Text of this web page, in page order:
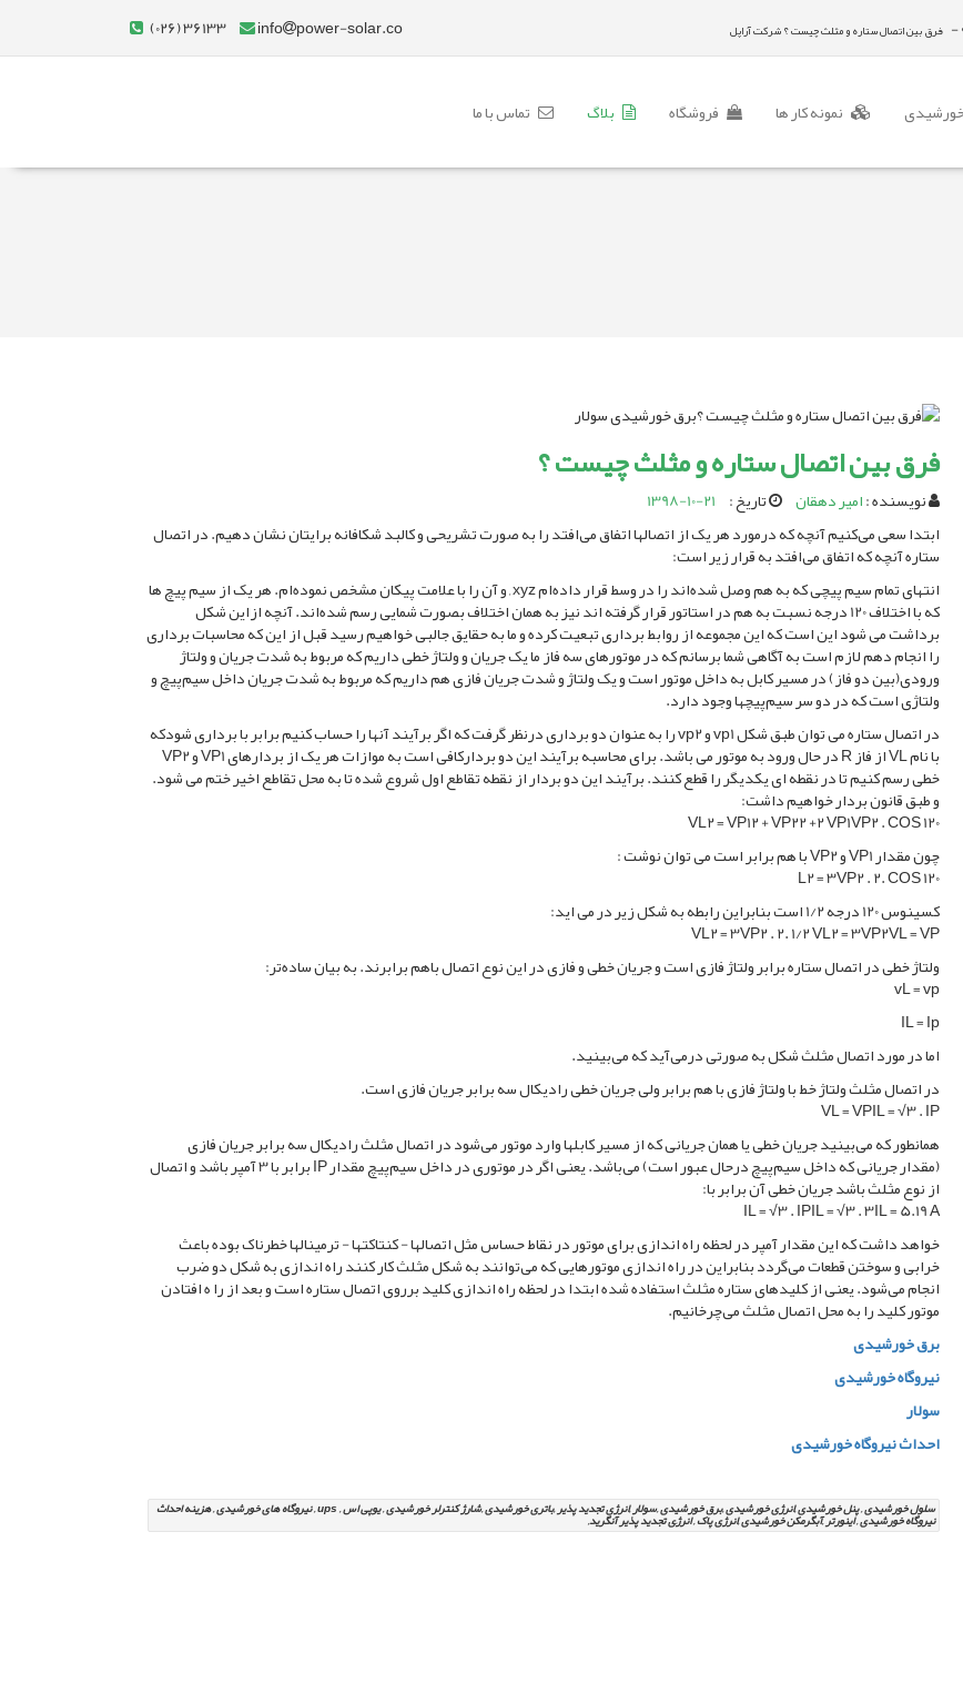
- فرق بین اتصال ستاره و مثلث چیست ؟ شرکت آراپل info power-solar.co
(026) 36133
نمونه کار ها فروشگاه بلاگ تماس با ما
فرق بین اتصال ستاره و مثلث چیست ؟
نویسنده :امیر دهقان تاریخ : 1398-10-21
ابتدا سعی می‌کنیم آنچه که در‌مورد هر یک از اتصالها اتفاق می‌افتد را به صورت تشریحی و کالبد شکافانه برایتان نشان دهیم. در اتصال
ستاره آنچه که اتفاق می‌افتد به قرار زیر است:
انتهای تمام سیم پیچی که به هم وصل شده‌اند را در وسط قرار داده‌ام xyz , و آن را با علامت پیکان مشخص نموده‌ام. هر یک از سیم پیچ ها
که با اختلاف 120 درجه نسبت به هم در استاتور قرار گرفته اند نیز به همان اختلاف بصورت شمایی رسم شده‌اند. آنچه ازاین شکل
برداشت می شود این است که این مجموعه از روابط برداری تبعیت کرده و ما به حقایق جالبی خواهیم رسید قبل از این که محاسبات برداری
را انجام دهم لازم است به آگاهی شما برسانم که در موتورهای سه فاز ما یک جریان و ولتاژ خطی داریم که مربوط به شدت جریان و ولتاژ
ورودی(بین دو فاز) در مسیر کابل به داخل موتور است و یک ولتاژ و شدت جریان فازی هم داریم که مربوط به شدت جریان داخل سیم‌پیچ و
ولتاژی است که در دو سر سیم‌پیچها وجود دارد.
در اتصال ستاره می توان طبق شکل vp1 و vp2 را به عنوان دو برداری درنظر گرفت که اگر برآیند آنها را حساب کنیم برابر با برداری شودکه
با نام VL از فاز R در حال ورود به موتور می باشد. برای محاسبه برآیند این دو بردارکافی است به موازات هر یک از بردارهای VP1 و VP2
خطی رسم کنیم تا در نقطه ای یکدیگر را قطع کنند. برآیند این دو بردار از نقطه تقاطع اول شروع شده تا به محل تقاطع اخیر ختم می شود.
و طبق قانون بردار خواهیم داشت:
VL2 = VP12 + VP22 +2 VP1VP2 . COS 120
چون مقدار VP1 و VP2 با هم برابر است می توان نوشت :
L2 = 3VP2 . 2. COS 120
کسینوس 120 درجه 1/2 است بنابراین رابطه به شکل زیر در می اید:
VL2 = 3VP2 . 2. 1/2 VL2 = 3VP2VL = VP
ولتاژ خطی در اتصال ستاره برابر ولتاژ فازی است و جریان خطی و فازی در این نوع اتصال باهم برابرند. به بیان ساده‌تر:
vL = vp
IL = Ip
اما در مورد اتصال مثلث شکل به صورتی درمی‌آید که می‌بینید.
در اتصال مثلث ولتاژ خط با ولتاژ فازی با هم برابر ولی جریان خطی رادیکال سه برابر جریان فازی است.
VL = VPIL = √3 . IP
همانطور که می‌بینید جریان خطی یا همان جریانی که از مسیر کابلها وارد موتور می‌شود در اتصال مثلث رادیکال سه برابر جریان فازی
(مقدار جریانی که داخل سیم‌پیچ درحال عبور است) می‌باشد. یعنی اگر در موتوری در داخل سیم‌پیچ مقدار IP برابر با 3 آمپر باشد و اتصال
از نوع مثلث باشد جریان خطی آن برابر با:
IL = √3 . IPIL = √3 . 3IL = 5.19 A
خواهد داشت که این مقدار آمپر در لحظه راه اندازی برای موتور در نقاط حساس مثل اتصالها - کنتاکتها - ترمینالها خطرناک بوده باعث
خرابی و سوختن قطعات می‌گردد بنابراین در راه اندازی موتورهایی که می‌توانند به شکل مثلث کار کنند راه اندازی به شکل دو ضرب
انجام می‌شود. یعنی از کلیدهای ستاره مثلث استفاده شده ابتدا در لحظه راه اندازی کلید برروی اتصال ستاره است و بعد از را ه افتادن
موتور کلید را به محل اتصال مثلث می‌چرخانیم.
برق خورشیدی
نیروگاه خورشیدی
سولار
احداث نیروگاه خورشیدی
سلول خورشیدی , پنل خورشیدی ,انرژی خورشیدی ,برق خورشیدی ,سولار ,انرژی تجدید پذیر ,باتری خورشیدی ,شارژ کنترلر خورشیدی , یوپی اس , ups , نیروگاه های خورشیدی , هزینه احداث
نیروگاه خورشیدی , اینورتر ,آبگرمکن خورشیدی ,انرژی پاک , انرژِی تجدید پذیر آنگرید,